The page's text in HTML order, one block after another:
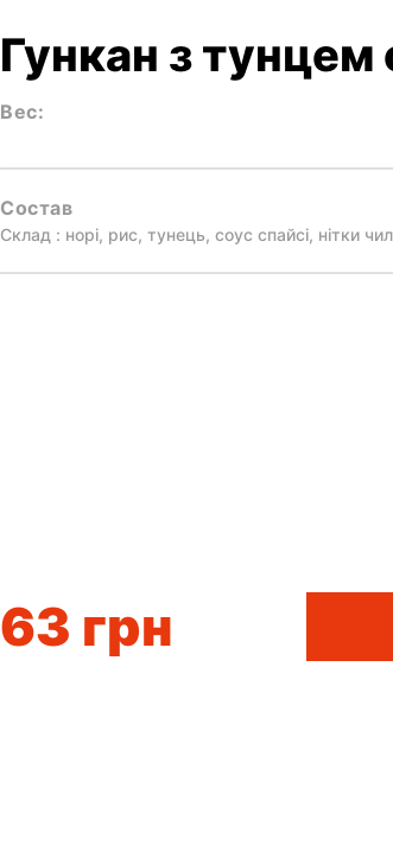
Гункан з тунцем
Вес:
Состав
Склад : норі, рис, тунець, соус спайсі, нітки
63 грн